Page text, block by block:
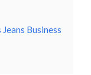
Business